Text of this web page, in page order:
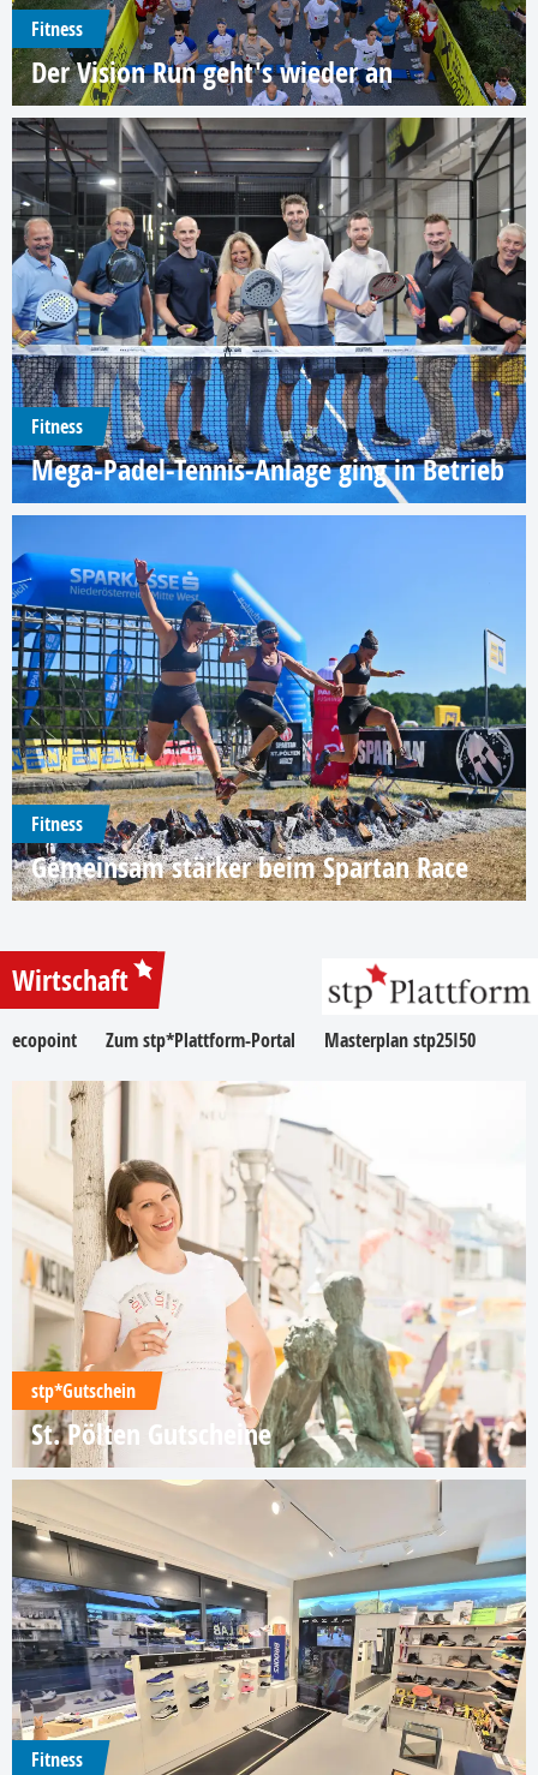
Fitness
Der Vision Run geht's wieder an
Fitness
Mega-Padel-Tennis-Anlage ging in Betrieb
Fitness
Gemeinsam stärker beim Spartan Race
Wirtschaft
ecopoint Zum stp*Plattform-Portal Masterplan stp25I50
stp*Gutschein
St. Pölten Gutscheine
Fitness